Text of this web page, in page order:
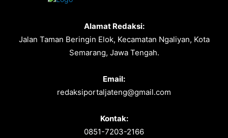
Alamat Redaksi:
Jalan Taman Beringin Elok, Kecamatan Ngaliyan, Kota
Semarang, Jawa Tengah.
Email:
redaksiportaljateng@gmail.com
Kontak:
0851-7203-2166